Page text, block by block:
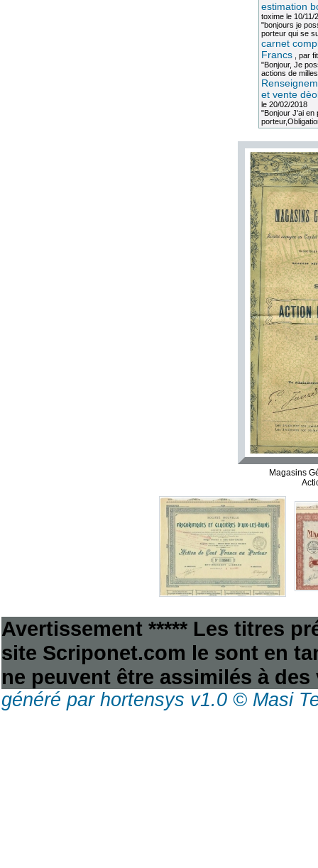
estimation
toximele 10/11/
"bonjours je
porteur qui se
carnet
Francs, par
"Bonjour, Je
actions de
et vente
le 20/02/2018
"Bonjour J'ai en
Magasins
Avertissement ***** Les titres
site Scriponet.com le sont en
ne peuvent être assimilés à
généré par hortensys v1.0 © Masi